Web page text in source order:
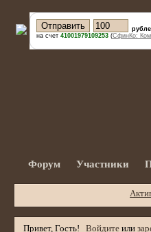
на счет 41001979109253 (СфинКо:
Форум Участники
Привет, Гость! Войдите или